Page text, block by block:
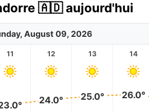
🇦🇩 aujourd'hui
August 09, 2026
11 12
24.0°
13
25.0°
14
26.0°